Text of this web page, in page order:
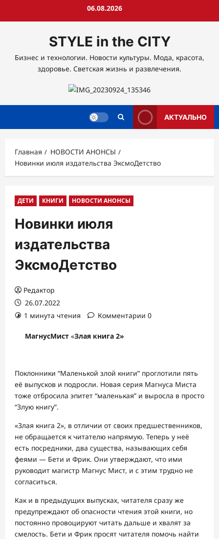
06.08.2026
STYLE in the CITY
Бизнес и технологии. Новости культуры. Мода, красота,
здоровье. Светская жизнь и развлечения.
АКТУАЛЬНО
Главная
НОВОСТИ АНОНСЫ
Новинки июля издательства ЭксмоДетство
ДЕТИ КНИГИ НОВОСТИ АНОНСЫ
Новинки июля
издательства
ЭксмоДетство
Редактор
26.07.2022
1 минута чтения
Комментарии 0
МагнусМист «Злая книга 2»
Поклонники “Маленькой злой книги” проглотили пять
её выпусков и подросли. Новая серия Магнуса Миста
тоже отбросила эпитет “маленькая” и выросла в просто
“Злую книгу”.
«Злая книга 2», в отличии от своих предшественников,
не обращается к читателю напрямую. Теперь у неё
есть посредники, два существа, называющих себя
феями — Бети и Фрик. Они утверждают, что ими
руководит магистр Магнус Мист, и с этим трудно не
согласиться.
Как и в предыдущих выпусках, читателя сразу же
предупреждают об опасности чтения этой книги, но
постоянно провоцируют читать дальше и хвалят за
смелость. Бети и Фрик просят читателя помочь найти